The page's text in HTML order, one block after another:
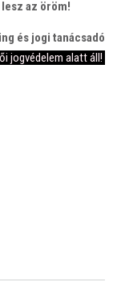
az öröm!
és jogi tanácsadó
jogvédelem alatt áll!